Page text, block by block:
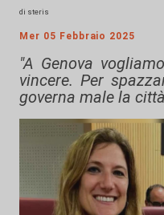
di steris
Mer 05 Febbraio 2025
"A Genova
vincere. Per
governa male la